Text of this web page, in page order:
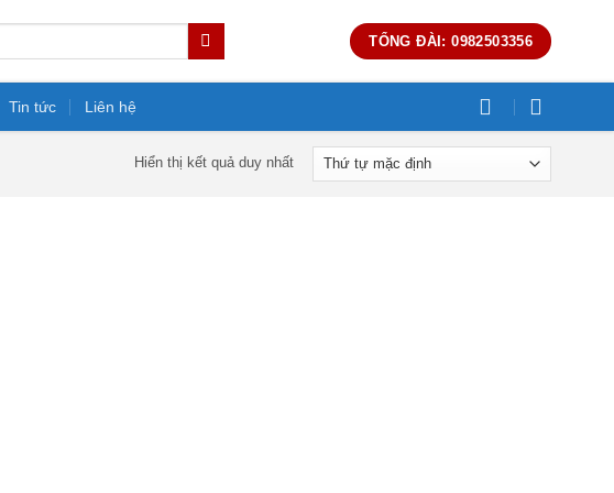
TỔNG ĐÀI: 0982503356
Tin tức Liên hệ
Hiển thị kết quả duy nhất